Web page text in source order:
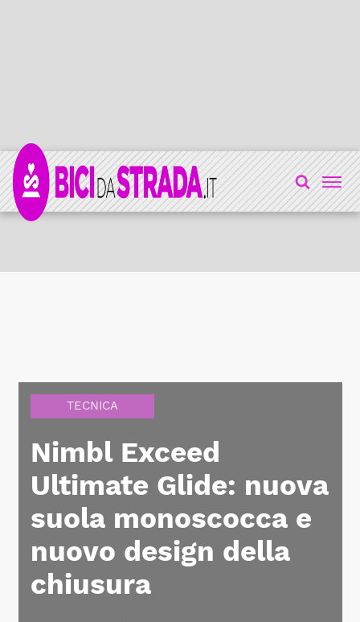
TECNICA
Nimbl Exceed
Ultimate Glide: nuova
suola monoscocca e
nuovo design della
chiusura